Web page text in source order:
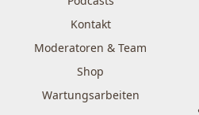
Kontakt
Moderatoren & Team
Shop
Wartungsarbeiten